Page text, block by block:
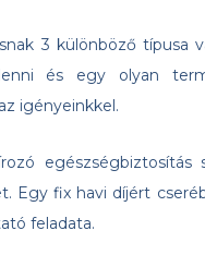
3 különböző típusa
és egy olyan
igényeinkkel.
Egy fix havi díjért
feladata.